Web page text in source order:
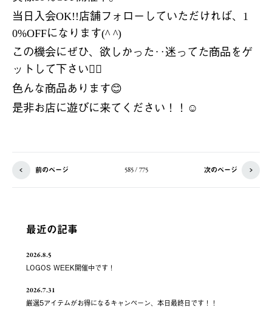
当日入会OK!!店舗フォローしていただければ、
1
0%OFFになります(^ ^)
この機会にぜひ、欲しかった‥迷ってた商品をゲ
ットして下さい👍🏻
色んな商品あります😊
是非お店に遊びに来てください！！ ☺️
前のページ 585 / 775 次のページ
最近の記事
2026.8.5
LOGOS WEEK開催中です！
2026.7.31
厳選5アイテムがお得になるキャンペーン、本日最終日です！！